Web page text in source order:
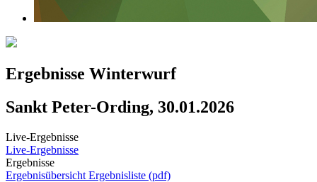
Ergebnisse Winterwurf
Sankt Peter-Ording, 30.01.2026
Live-Ergebnisse
Live-Ergebnisse
Ergebnisse
Ergebnisübersicht Ergebnisliste (pdf)